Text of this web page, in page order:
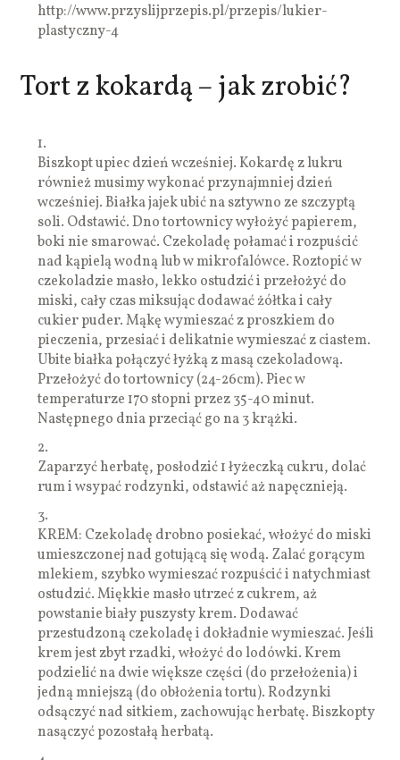
http://www.przyslijprzepis.pl/przepis/lukier-
plastyczny-4
Tort z kokardą – jak zrobić?
1.
Biszkopt upiec dzień wcześniej. Kokardę z lukru
również musimy wykonać przynajmniej dzień
wcześniej. Białka jajek ubić na sztywno ze szczyptą
soli. Odstawić. Dno tortownicy wyłożyć papierem,
boki nie smarować. Czekoladę połamać i rozpuścić
nad kąpielą wodną lub w mikrofalówce. Roztopić w
czekoladzie masło, lekko ostudzić i przełożyć do
miski, cały czas miksując dodawać żółtka i cały
cukier puder. Mąkę wymieszać z proszkiem do
pieczenia, przesiać i delikatnie wymieszać z ciastem.
Ubite białka połączyć łyżką z masą czekoladową.
Przełożyć do tortownicy (24-26cm). Piec w
temperaturze 170 stopni przez 35-40 minut.
Następnego dnia przeciąć go na 3 krążki.
2.
Zaparzyć herbatę, posłodzić 1 łyżeczką cukru, dolać
rum i wsypać rodzynki, odstawić aż napęcznieją.
3.
KREM: Czekoladę drobno posiekać, włożyć do miski
umieszczonej nad gotującą się wodą. Zalać gorącym
mlekiem, szybko wymieszać rozpuścić i natychmiast
ostudzić. Miękkie masło utrzeć z cukrem, aż
powstanie biały puszysty krem. Dodawać
przestudzoną czekoladę i dokładnie wymieszać. Jeśli
krem jest zbyt rzadki, włożyć do lodówki. Krem
podzielić na dwie większe części (do przełożenia) i
jedną mniejszą (do obłożenia tortu). Rodzynki
odsączyć nad sitkiem, zachowując herbatę. Biszkopty
nasączyć pozostałą herbatą.